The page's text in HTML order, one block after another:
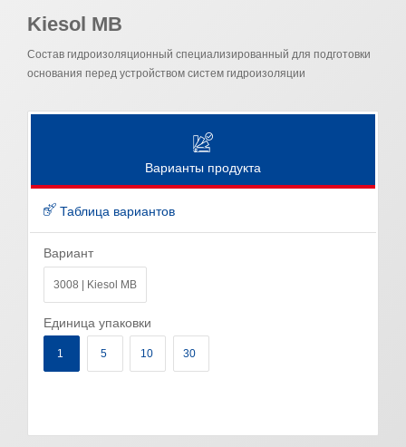
Kiesol MB
Состав гидроизоляционный специализированный для подготовки
основания перед устройством систем гидроизоляции
Варианты продукта
Таблица вариантов
Вариант
3008 | Kiesol MB
Единица упаковки
1 5 10 30